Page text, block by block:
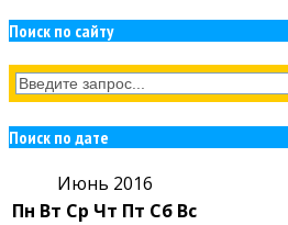
Поиск по сайту
Поиск по дате
Июнь 2016
Пн Вт Ср Чт Пт Сб Вс